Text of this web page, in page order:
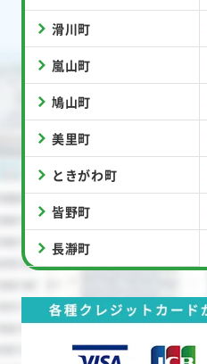
滑川町
嵐山町
鳩山町
美里町
ときがわ町
皆野町
長瀞町